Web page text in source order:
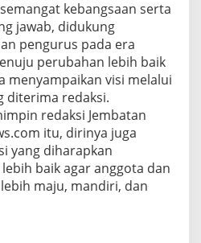
t
k
D
u
d
u
k
i
k
e
t
u
a
kebangsaan serta
jawab, didukung
pengurus pada era
perubahan lebih baik
menyampaikan visi melalui
diterima redaksi.
redaksi Jembatan
itu, dirinya juga
yang diharapkan
baik agar anggota dan
maju, mandiri, dan